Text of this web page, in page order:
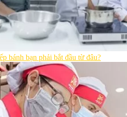
bánh bạn phải bắt đầu từ đâu?